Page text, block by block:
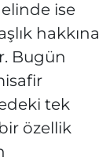
ise
hakkına
Bugün
tek
özellik